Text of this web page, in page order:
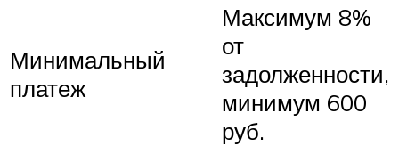
Минимальный
платеж
Максимум 8%
от
задолженности,
минимум 600
руб.